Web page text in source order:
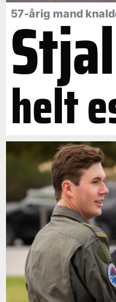
57-årig mand
helt